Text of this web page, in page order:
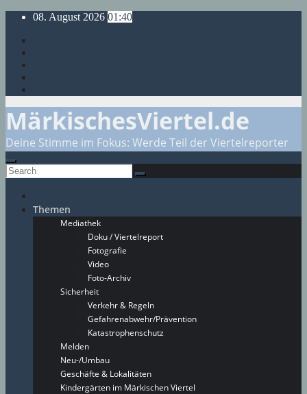
Skip
content
08. August 2026 01:40
MärkischesViertel.de
Deine Stimme im Fokus: Werde Teil der Viertelreporter
Themen
Mediathek
Doku / Viertelreport
Fotografie
Video
Foto-Archiv
Sicherheit
Verkehr & Regeln
Gefahrenabwehr/Prävention
Katastrophenschutz
Melden
Neu-/Umbau
Geschäfte & Lokalitäten
Kindergärten im Märkischen Viertel